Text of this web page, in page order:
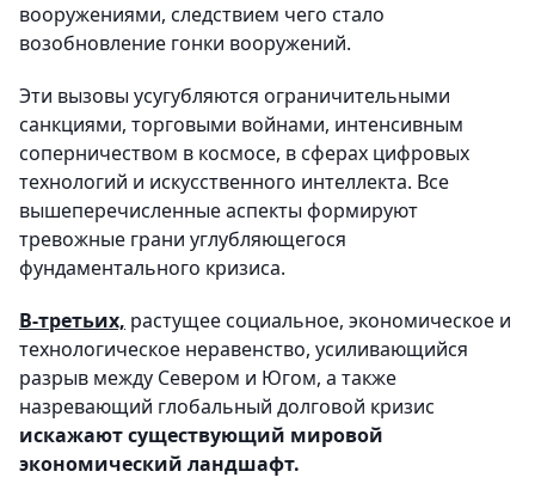
вооружениями, следствием чего стало
возобновление гонки вооружений.
Эти вызовы усугубляются ограничительными
санкциями, торговыми войнами, интенсивным
соперничеством в космосе, в сферах цифровых
технологий и искусственного интеллекта. Все
вышеперечисленные аспекты формируют
тревожные грани углубляющегося
фундаментального кризиса.
В-третьих, растущее социальное, экономическое и
технологическое неравенство, усиливающийся
разрыв между Севером и Югом, а также
назревающий глобальный долговой кризис
искажают существующий мировой
экономический ландшафт.